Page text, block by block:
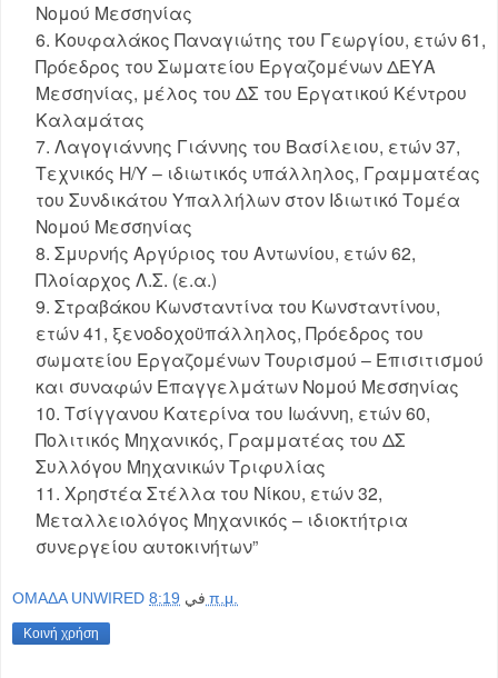
Νομού Μεσσηνίας
Κουφαλάκος Παναγιώτης του Γεωργίου, ετών 61,
Πρόεδρος του Σωματείου Εργαζομένων ΔΕΥΑ
Μεσσηνίας, μέλος του ΔΣ του Εργατικού Κέντρου
Καλαμάτας
Λαγογιάννης Γιάννης του Βασίλειου, ετών 37,
Τεχνικός Η/Υ – ιδιωτικός υπάλληλος, Γραμματέας
του Συνδικάτου Υπαλλήλων στον Ιδιωτικό Τομέα
Νομού Μεσσηνίας
Σμυρνής Αργύριος του Αντωνίου, ετών 62,
Πλοίαρχος Λ.Σ. (ε.α.)
Στραβάκου Κωνσταντίνα του Κωνσταντίνου,
ετών 41, ξενοδοχοϋπάλληλος, Πρόεδρος του
σωματείου Εργαζομένων Τουρισμού – Επισιτισμού
και συναφών Επαγγελμάτων Νομού Μεσσηνίας
Τσίγγανου Κατερίνα του Ιωάννη, ετών 60,
Πολιτικός Μηχανικός, Γραμματέας του ΔΣ
Συλλόγου Μηχανικών Τριφυλίας
Χρηστέα Στέλλα του Νίκου, ετών 32,
Μεταλλειολόγος Μηχανικός – ιδιοκτήτρια
συνεργείου αυτοκινήτων”
OMAΔΑ UNWIRED في 8:19 π.μ.
Κοινή χρήση